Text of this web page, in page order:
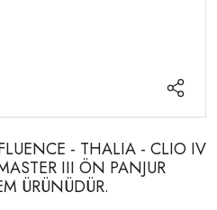
- THALIA - CLIO IV
III ÖN PANJUR
ÜRÜNÜDÜR.